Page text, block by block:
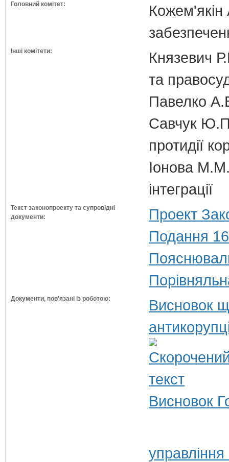
Головний комітет:
Кожем'якін
Інші комітети:
Князевич
та
Павелко
Савчук Ю.П.
протидії
Іонова М.М.
інтеграції
Текст законопроекту та супровідні
документи:
Проект
Подання
Документи, пов'язані із роботою:
Висновок
Висновок